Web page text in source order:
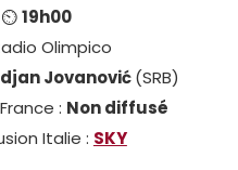
⏲19h00
Olimpico
Jovanović(SRB)
: Non diffusé
Italie : SKY